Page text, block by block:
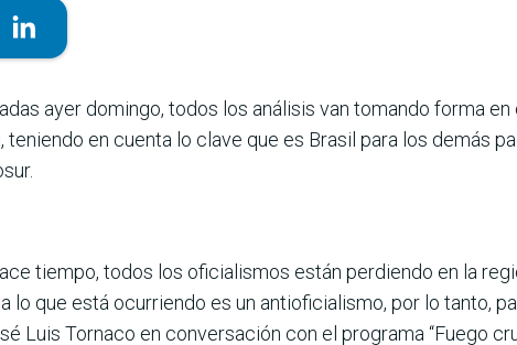
ayer domingo, todos los análisis van tomando forma
en cuenta lo clave que es Brasil para los demás
tiempo, todos los oficialismos están perdiendo en la
lo que está ocurriendo es un antioficialismo, por lo tanto,
Luis Tornaco en conversación con el programa “Fuego